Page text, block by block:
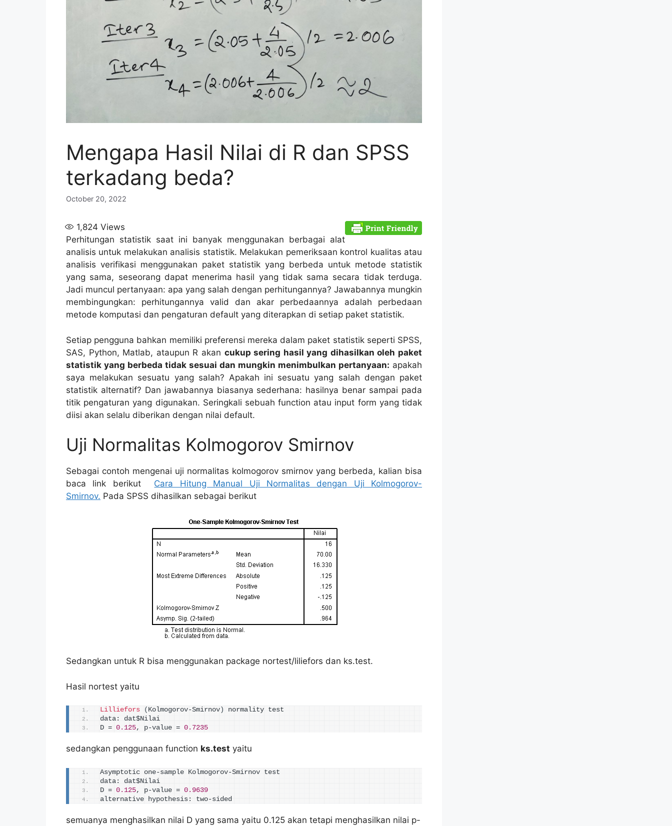
Mengapa Hasil Nilai di R dan SPSS
terkadang beda?
October 20, 2022
1,824 Views
Perhitungan statistik saat ini banyak menggunakan berbagai alat
analisis untuk melakukan analisis statistik. Melakukan pemeriksaan kontrol kualitas atau
analisis verifikasi menggunakan paket statistik yang berbeda untuk metode statistik
yang sama, seseorang dapat menerima hasil yang tidak sama secara tidak terduga.
Jadi muncul pertanyaan: apa yang salah dengan perhitungannya? Jawabannya mungkin
membingungkan: perhitungannya valid dan akar perbedaannya adalah perbedaan
metode komputasi dan pengaturan default yang diterapkan di setiap paket statistik.
Setiap pengguna bahkan memiliki preferensi mereka dalam paket statistik seperti SPSS,
SAS, Python, Matlab, ataupun R akan cukup sering hasil yang dihasilkan oleh paket
statistik yang berbeda tidak sesuai dan mungkin menimbulkan pertanyaan: apakah
saya melakukan sesuatu yang salah? Apakah ini sesuatu yang salah dengan paket
statistik alternatif? Dan jawabannya biasanya sederhana: hasilnya benar sampai pada
titik pengaturan yang digunakan. Seringkali sebuah function atau input form yang tidak
diisi akan selalu diberikan dengan nilai default.
Uji Normalitas Kolmogorov Smirnov
Sebagai contoh mengenai uji normalitas kolmogorov smirnov yang berbeda, kalian bisa
baca link berikut Cara Hitung Manual Uji Normalitas dengan Uji Kolmogorov-
Smirnov. Pada SPSS dihasilkan sebagai berikut
Sedangkan untuk R bisa menggunakan package nortest/liliefors dan ks.test.
Hasil nortest yaitu
Lilliefors ( Kolmogorov-Smirnov )
normality test
data: dat$Nilai
D = 0.125, p-value = 0.7235
sedangkan penggunaan function ks.test yaitu
Asymptotic one-sample Kolmogorov-Smirnov test
data: dat$Nilai
D = 0.125, p-value = 0.9639
alternative hypothesis: two-sided
semuanya menghasilkan nilai D yang sama yaitu 0.125 akan tetapi menghasilkan nilai p-